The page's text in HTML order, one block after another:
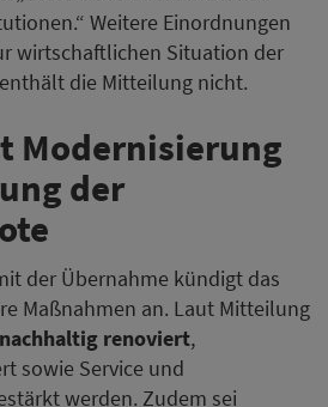
Weitere Einordnungen
wirtschaftlichen Situation der
die Mitteilung nicht.
Modernisierung
der
der Übernahme kündigt das
Maßnahmen an. Laut Mitteilung
nachhaltig renoviert,
sowie Service und
werden. Zudem sei